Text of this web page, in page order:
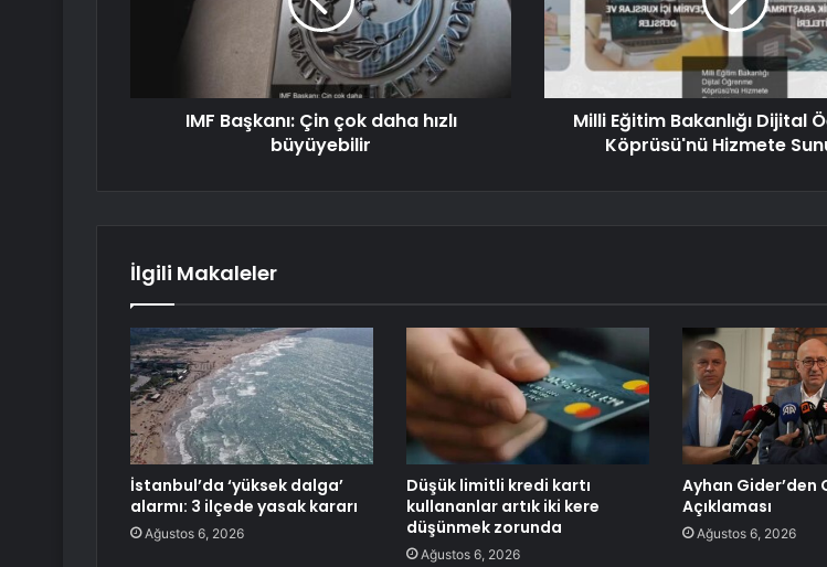
IMF Başkanı: Çin çok daha hızlı
büyüyebilir
Milli Eğitim Bakanlığı Dijital
Köprüsü'nü Hizmete
İlgili Makaleler
İstanbul’da ‘yüksek dalga’
alarmı: 3 ilçede yasak kararı
Ağustos 6, 2026
Düşük limitli kredi kartı
kullananlar artık iki kere
düşünmek zorunda
Ağustos 6, 2026
Ayhan Gider’den
Açıklaması
Ağustos 6, 2026